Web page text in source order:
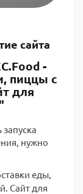
сайта
-
пиццы с
для
нужно
еды,
Сайт для